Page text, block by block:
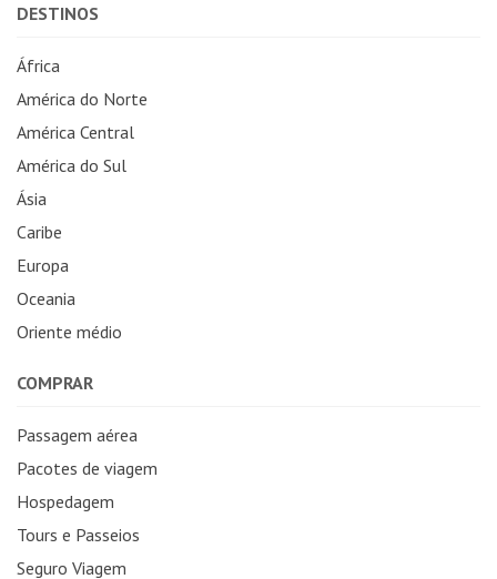
DESTINOS
África
América do Norte
América Central
América do Sul
Ásia
Caribe
Europa
Oceania
Oriente médio
COMPRAR
Passagem aérea
Pacotes de viagem
Hospedagem
Tours e Passeios
Seguro Viagem